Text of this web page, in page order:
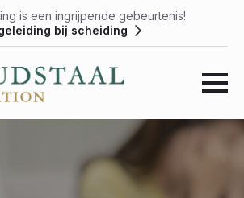
is een ingrijpende gebeurtenis!
bij scheiding